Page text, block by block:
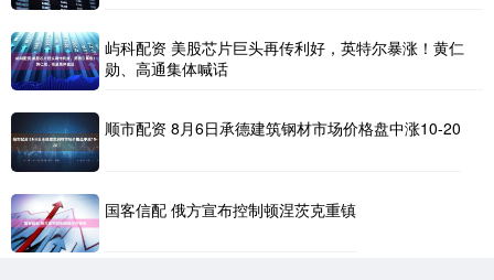
屿科配资 美股芯片巨头再传利好，英特尔暴涨！黄仁
勋、高通集体喊话
顺市配资 8月6日承德建筑钢材市场价格盘中涨10-20
国客信配 俄方宣布控制顿涅茨克重镇